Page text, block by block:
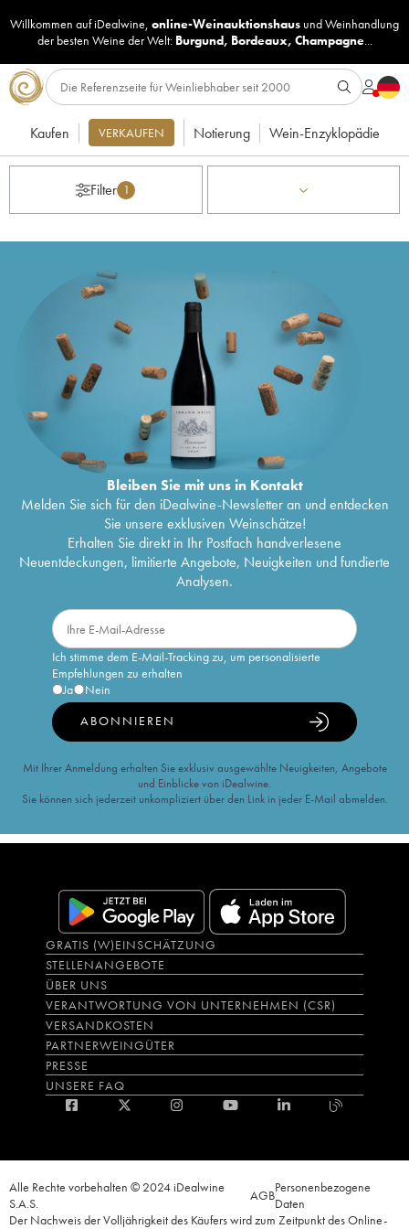
Willkommen auf iDealwine, online-Weinauktionshaus undWeinhandlung
der besten Weine der Welt: Burgund, Bordeaux, Champagne...
Kaufen VERKAUFEN Notierung Wein-Enzyklopädie
Filter 1
Bleiben Sie mit uns in Kontakt
Melden Sie sich für den iDealwine-Newsletter an und entdecken
Sie unsere exklusiven Weinschätze!
Erhalten Sie direkt in Ihr Postfach handverlesene
Neuentdeckungen, limitierte Angebote, Neuigkeiten und fundierte
Analysen.
Ich stimme dem E-Mail-Tracking zu, um personalisierte
Empfehlungen zu erhalten
Ja
Nein
ABONNIEREN
Mit Ihrer Anmeldung erhalten Sie exklusiv ausgewählte Neuigkeiten, Angebote
und Einblicke von iDealwine.
Sie können sich jederzeit unkompliziert über den Link in jeder E-Mail abmelden.
GRATIS (W)EINSCHÄTZUNG
STELLENANGEBOTE
ÜBER UNS
VERANTWORTUNG VON UNTERNEHMEN (CSR)
VERSANDKOSTEN
PARTNERWEINGÜTER
PRESSE
UNSERE FAQ
Alle Rechte vorbehalten © 2024 iDealwine
S.A.S.
AGBPersonenbezogene
Daten
Der Nachweis der Volljährigkeit des Käufers wird zum Zeitpunkt des Online-